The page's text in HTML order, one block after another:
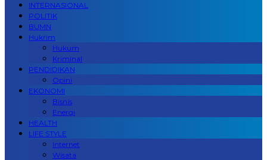
INTERNASIONAL
POLITIK
BUMN
Hukrim
Hukum
Kriminal
PENDIDIKAN
Opini
EKONOMI
Bisnis
Energi
HEALTH
LIFE STYLE
Internet
Wisata